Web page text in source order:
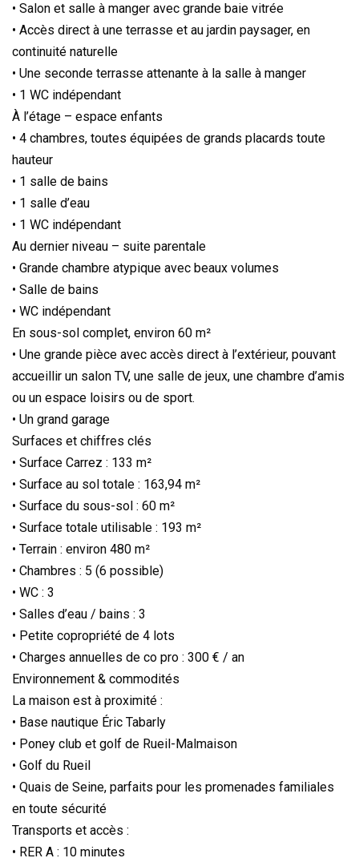
• Salon et salle à manger avec grande baie vitrée
• Accès direct à une terrasse et au jardin paysager, en
continuité naturelle
• Une seconde terrasse attenante à la salle à manger
• 1 WC indépendant
À l’étage – espace enfants
• 4 chambres, toutes équipées de grands placards toute
hauteur
• 1 salle de bains
• 1 salle d’eau
• 1 WC indépendant
Au dernier niveau – suite parentale
• Grande chambre atypique avec beaux volumes
• Salle de bains
• WC indépendant
En sous-sol complet, environ 60 m²
• Une grande pièce avec accès direct à l’extérieur, pouvant
accueillir un salon TV, une salle de jeux, une chambre d’amis
ou un espace loisirs ou de sport.
• Un grand garage
Surfaces et chiffres clés
• Surface Carrez : 133 m²
• Surface au sol totale : 163,94 m²
• Surface du sous-sol : 60 m²
• Surface totale utilisable : 193 m²
• Terrain : environ 480 m²
• Chambres : 5 (6 possible)
• WC : 3
• Salles d’eau / bains : 3
• Petite copropriété de 4 lots
• Charges annuelles de co pro : 300 € / an
Environnement & commodités
La maison est à proximité :
• Base nautique Éric Tabarly
• Poney club et golf de Rueil-Malmaison
• Golf du Rueil
• Quais de Seine, parfaits pour les promenades familiales
en toute sécurité
Transports et accès :
• RER A : 10 minutes